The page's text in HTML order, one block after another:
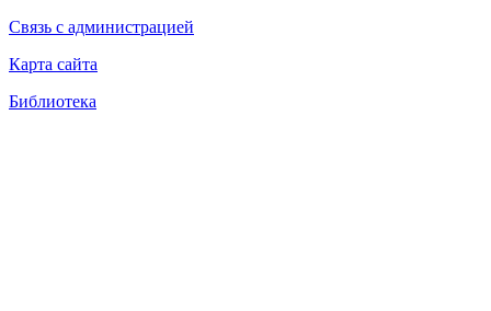
Связь с администрацией
Карта сайта
Библиотека